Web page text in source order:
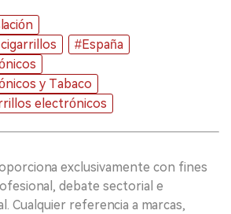
#España
y Tabaco
electrónicos
exclusivamente con fines
debate sectorial e
Cualquier referencia a marcas,